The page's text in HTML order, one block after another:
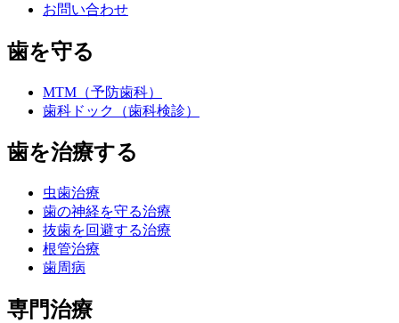
お問い合わせ
歯を守る
MTM（予防歯科）
歯科ドック（歯科検診）
歯を治療する
虫歯治療
歯の神経を守る治療
抜歯を回避する治療
根管治療
歯周病
専門治療